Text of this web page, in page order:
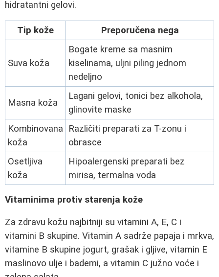
hidratantni gelovi.
Tip kože Preporučena nega
Suva koža
Bogate kreme sa masnim
kiselinama, uljni piling jednom
nedeljno
Masna koža
Lagani gelovi, tonici bez alkohola,
glinovite maske
Kombinovana
koža
Različiti preparati za T-zonu i
obrasce
Osetljiva
koža
Hipoalergenski preparati bez
mirisa, termalna voda
Vitaminima protiv starenja kože
Za zdravu kožu najbitniji su vitamini A, E, C i
vitamini B skupine. Vitamin A sadrže papaja i mrkva,
vitamine B skupine jogurt, grašak i gljive, vitamin E
maslinovo ulje i bademi, a vitamin C južno voće i